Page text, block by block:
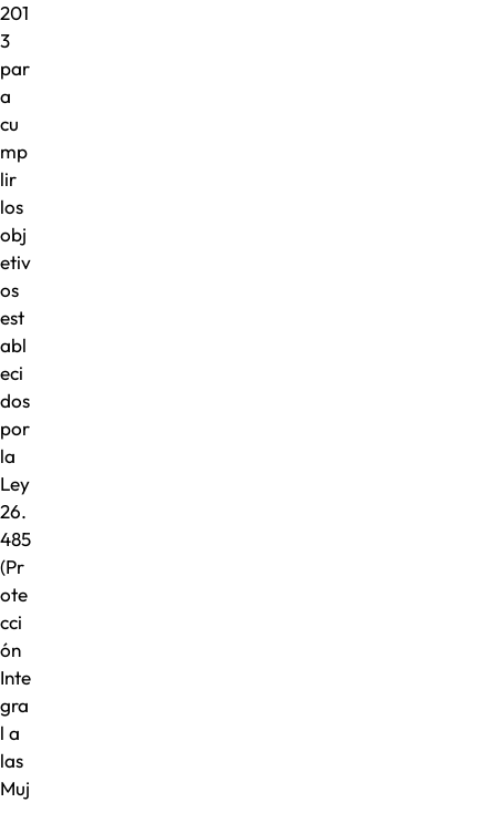
201
3
par
a
cu
mp
lir
los
obj
etiv
os
est
abl
eci
dos
por
la
Ley
26.
485
(Pr
ote
cci
ón
Inte
gra
l a
las
Muj